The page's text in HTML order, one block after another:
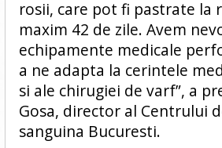
rosii, care pot fi pastrate la
maxim 42 de zile. Avem
echipamente medicale
a ne adapta la cerintele
si ale chirugiei de varf”, a
Gosa, director al Centrului
sanguina Bucuresti.